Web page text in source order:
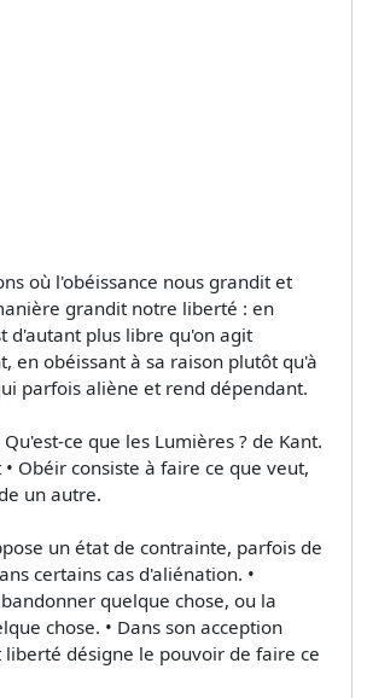
où l'obéissance nous grandit et
grandit notre liberté : en
d'autant plus libre qu'on agit
en obéissant à sa raison plutôt qu'à
parfois aliène et rend dépendant.
ce que les Lumières ? de Kant.
Obéir consiste à faire ce que veut,
un autre.
un état de contrainte, parfois de
certains cas d'aliénation. •
quelque chose, ou la
chose. • Dans son acception
désigne le pouvoir de faire ce